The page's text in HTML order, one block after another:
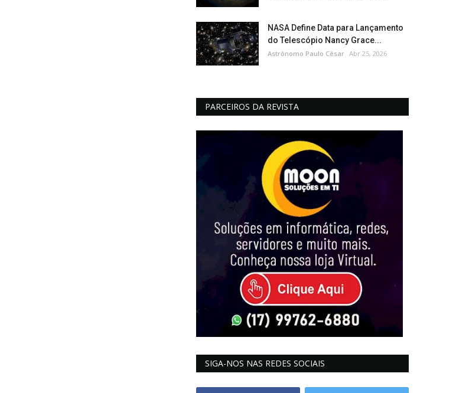
NASA Define Data para Lançamento
do Telescópio Nancy Grace...
Astrônomo Paulo César Abr 25, 2026
PARCEIROS DA REVISTA
SIGA-NOS NAS REDES SOCIAIS